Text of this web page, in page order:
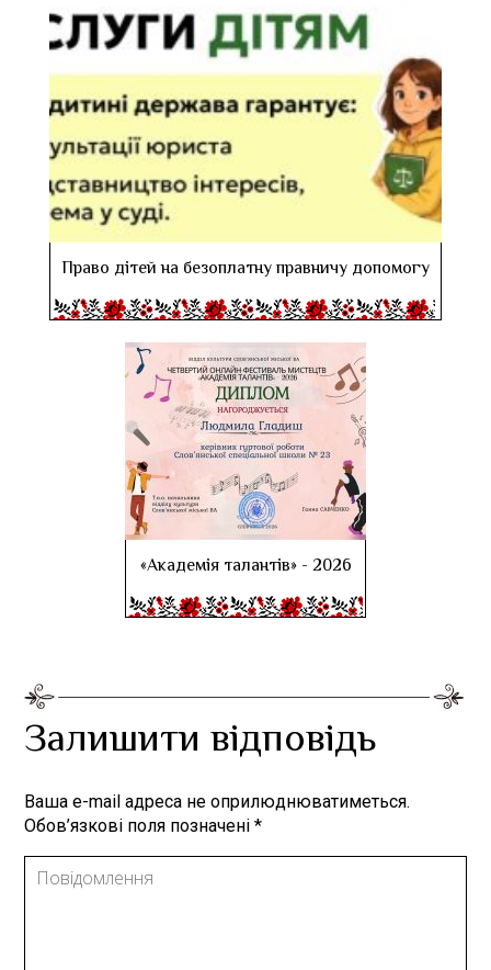
Право дітей на безоплатну правничу допомогу
«Академія талантів» - 2026
Залишити відповідь
Ваша e-mail адреса не оприлюднюватиметься.
Обов’язкові поля позначені*